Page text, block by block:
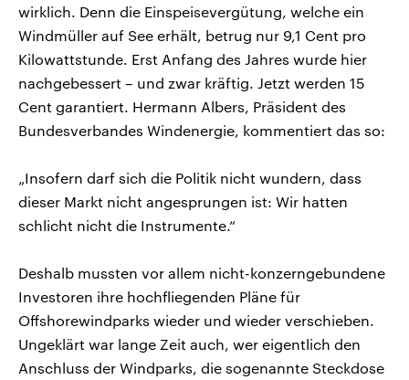
wirklich. Denn die Einspeisevergütung, welche ein
Windmüller auf See erhält, betrug nur 9,1 Cent pro
Kilowattstunde. Erst Anfang des Jahres wurde hier
nachgebessert – und zwar kräftig. Jetzt werden 15
Cent garantiert. Hermann Albers, Präsident des
Bundesverbandes Windenergie, kommentiert das so:
„Insofern darf sich die Politik nicht wundern, dass
dieser Markt nicht angesprungen ist: Wir hatten
schlicht nicht die Instrumente.“
Deshalb mussten vor allem nicht-konzerngebundene
Investoren ihre hochfliegenden Pläne für
Offshorewindparks wieder und wieder verschieben.
Ungeklärt war lange Zeit auch, wer eigentlich den
Anschluss der Windparks, die sogenannte Steckdose